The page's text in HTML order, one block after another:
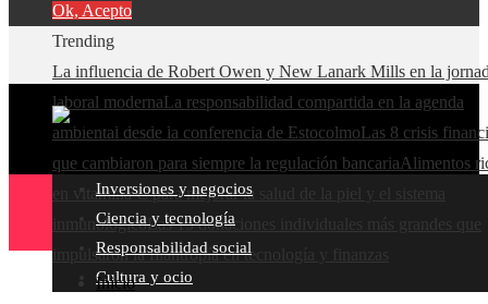
Ok, Acepto
Trending
La influencia de Robert Owen y New Lanark Mills en la
laboral modernaLa responsabilidad compartida en la agenda
ambiental desde la conferencia de EstocolmoLas 8 crisis
que cambiaron para siempre la regulación bancariaAlimentos
en vitamina C para mejorar la salud de la piel y el sistema
inmunológicoLas 15 donaciones individuales más grandes que
impulsaron la filantropía en tecnología y finanzas
Inversiones y negocios
Ciencia y tecnología
Responsabilidad social
Cultura y ocio
Inicio